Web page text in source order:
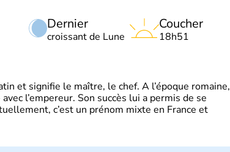
Dernier
croissant de Lune
Coucher
18h51
et signifie le maître, le chef. A l’époque romaine,
l’empereur. Son succès lui a permis de se
c’est un prénom mixte en France et